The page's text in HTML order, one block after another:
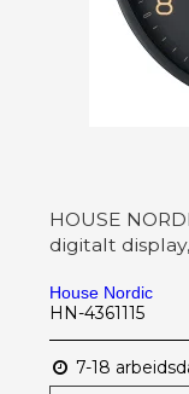
HOUSE
digitalt
House Nordic
HN-4361115
7-18